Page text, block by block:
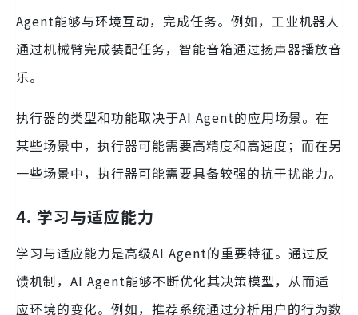
Agent能够与环境互动，完成任务。例如，工业机器人
通过机械臂完成装配任务，智能音箱通过扬声器播放音
乐。
执行器的类型和功能取决于AI Agent的应用场景。在
某些场景中，执行器可能需要高精度和高速度；而在另
一些场景中，执行器可能需要具备较强的抗干扰能力。
4. 学习与适应能力
学习与适应能力是高级AI Agent的重要特征。通过反
馈机制，AI Agent能够不断优化其决策模型，从而适
应环境的变化。例如，推荐系统通过分析用户的行为数